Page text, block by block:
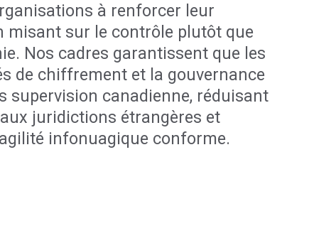
à renforcer leur
misant sur le contrôle plutôt que
Nos cadres garantissent que les
de chiffrement et la gouvernance
supervision canadienne, réduisant
juridictions étrangères et
infonuagique conforme.